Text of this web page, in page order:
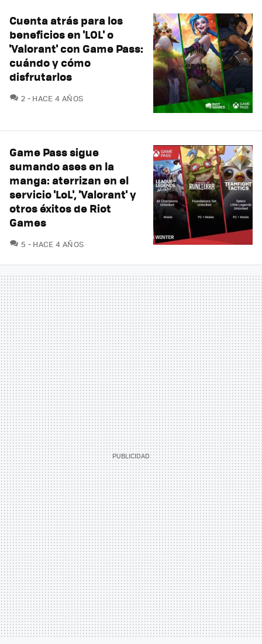
Cuenta atrás para los
beneficios en 'LOL' o
'Valorant' con Game Pass:
cuándo y cómo
disfrutarlos
2 COMENTARIOS
HACE 4 AÑOS
Game Pass sigue
sumando ases en la
manga: aterrizan en el
servicio 'LoL', 'Valorant' y
otros éxitos de Riot
Games
5 COMENTARIOS
HACE 4 AÑOS